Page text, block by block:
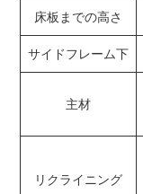
床板までの高さ
サイドフレーム下
主材
リクライニング